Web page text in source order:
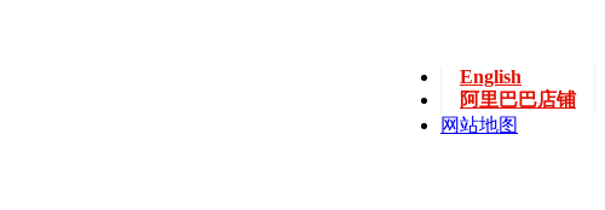
English
阿里巴巴店铺
网站地图